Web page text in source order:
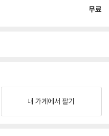
무료
내 가게에서 팔기